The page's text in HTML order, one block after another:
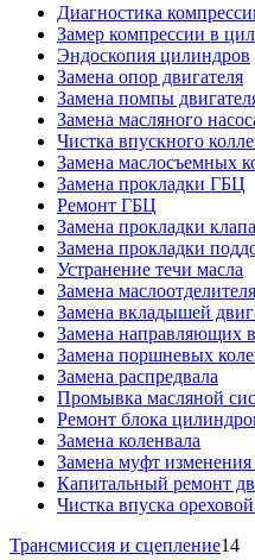
Диагностика
Замер компрессии в
Эндоскопия цилиндров
Замена опор двигателя
Замена помпы
Замена масляного
Чистка впускного
Замена маслосъемных
Замена прокладки ГБЦ
Ремонт ГБЦ
Замена прокладки
Замена прокладки
Устранение течи масла
Замена маслоотделителя
Замена вкладышей
Замена направляющих
Замена поршневых
Замена распредвала
Промывка масляной
Ремонт блока
Замена коленвала
Замена муфт
Капитальный ремонт
Чистка впуска
Трансмиссия и сцепление14